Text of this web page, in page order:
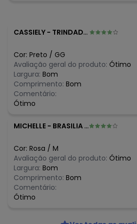
maio/2026
março/2026
fevereiro/2026
CASSIELY - TRINDADE - GO
Cor: Preto / GG
Avaliação geral do produto: Ótimo
Largura: Bom
Comprimento: Bom
Comentário:
Ótimo
MICHELLE - BRASILIA - DF
Cor: Rosa / M
Avaliação geral do produto: Ótimo
Largura: Bom
Comprimento: Bom
Comentário:
Ótimo